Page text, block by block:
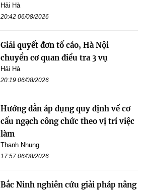
Hải Hà
20:42 06/08/2026
Giải quyết đơn tố cáo, Hà Nội
chuyển cơ quan điều tra 3 vụ
Hải Hà
20:19 06/08/2026
Hướng dẫn áp dụng quy định về cơ
cấu ngạch công chức theo vị trí việc
làm
Thanh Nhung
17:57 06/08/2026
Bắc Ninh nghiên cứu giải pháp nâng